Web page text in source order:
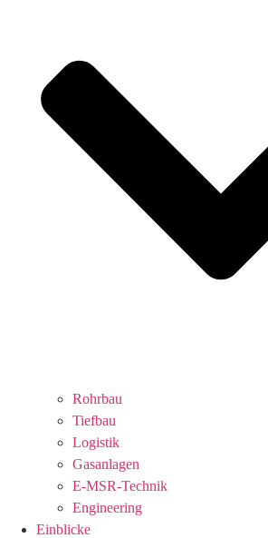
Rohrbau
Tiefbau
Logistik
Gasanlagen
E-MSR-Technik
Engineering
Einblicke